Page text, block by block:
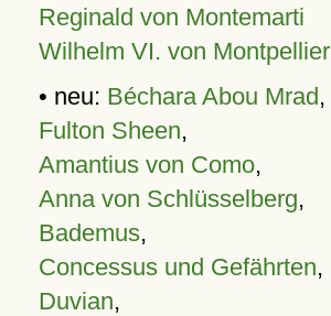
Reginald von Montemarti
Wilhelm VI. von Montpellier
• neu: Béchara Abou Mrad,
Fulton Sheen,
Amantius von Como,
Anna von Schlüsselberg,
Bademus,
Concessus und Gefährten,
Duvian,